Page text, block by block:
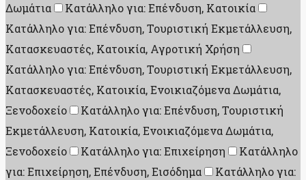
Δωμάτια
Κατάλληλο για: Επένδυση, Κατοικία
Κατάλληλο για: Επένδυση, Τουριστική Εκμετάλλευση,
Κατασκευαστές, Κατοικία, Αγροτική Χρήση
Κατάλληλο για: Επένδυση, Τουριστική Εκμετάλλευση,
Κατασκευαστές, Κατοικία, Ενοικιαζόμενα Δωμάτια,
Ξενοδοχείο
Κατάλληλο για: Επένδυση, Τουριστική
Εκμετάλλευση, Κατοικία, Ενοικιαζόμενα Δωμάτια,
Ξενοδοχείο
Κατάλληλο για: Επιχείρηση
Κατάλληλο
για: Επιχείρηση, Επένδυση, Εισόδημα
Κατάλληλο για: